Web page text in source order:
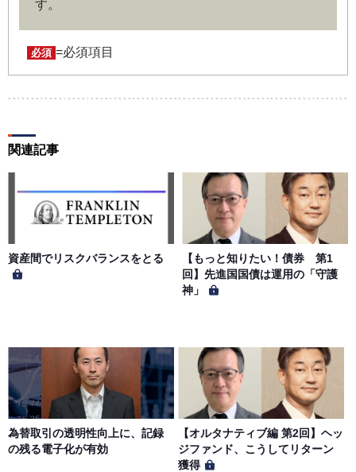
ユーザー名およびパスワードの利用、管理は会員の自己責
任において行うものとします。会員は、ユーザー名および
パスワードの第三者への漏洩、利用許諾、貸与、譲渡、名
用によって生じた損害の責任は、会員が負うものとし、当
第５条（著作権）
本サイトに掲載された情報、写真、その他の著作物は、当
社もしくは著作物の著作者または著作権者に帰属するもの
とします。会員は、当社著作物について複製、転用、公衆
送信、譲渡、翻案および翻訳などの著作権、商標権などを
侵害する行為を行ってはならないものとします。
第６条（サービス内容の停止・変更）
サイトのサービス内容を変更する場合があります。
第７条（個人情報の取扱い）
当社は、会員の個人情報を別途オンライン上に掲示する
「プライバシーポリシー」に基づき、適切に取り扱うもの
す。
必須 =必須項目
関連記事
資産間でリスクバランスをとる
【もっと知りたい！債券 第1
回】先進国国債は運用の「守護
神」
為替取引の透明性向上に、記録
の残る電子化が有効
【オルタナティブ編 第2回】ヘッ
ジファンド、こうしてリターン
獲得